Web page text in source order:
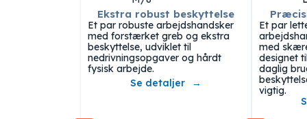
Ekstra robust beskyttelse
Et par robuste arbejdshandsker
med forstærket greb og ekstra
beskyttelse, udviklet til
nedrivningsopgaver og hårdt
fysisk arbejde.
Se detaljer
Et par
med
designet
daglig
vigtig.